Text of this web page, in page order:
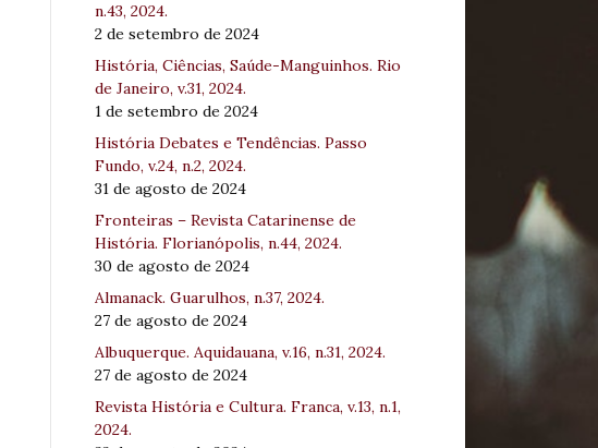
n.43, 2024.
2 de setembro de 2024
História, Ciências, Saúde-Manguinhos. Rio
de Janeiro, v.31, 2024.
1 de setembro de 2024
História Debates e Tendências. Passo
Fundo, v.24, n.2, 2024.
31 de agosto de 2024
Fronteiras – Revista Catarinense de
História. Florianópolis, n.44, 2024.
30 de agosto de 2024
Almanack. Guarulhos, n.37, 2024.
27 de agosto de 2024
Albuquerque. Aquidauana, v.16, n.31, 2024.
27 de agosto de 2024
Revista História e Cultura. Franca, v.13, n.1,
2024.